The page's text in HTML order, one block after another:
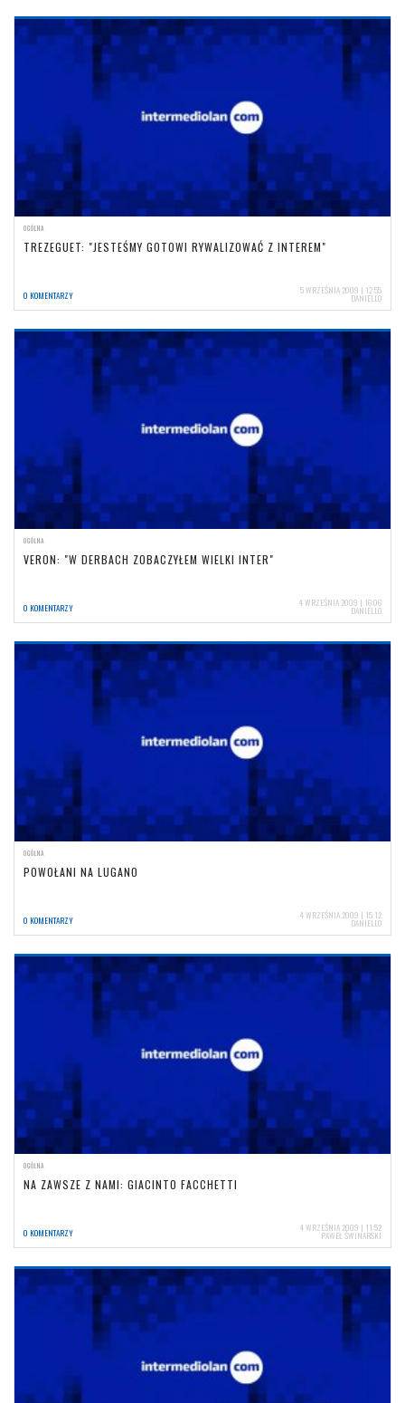
OGÓLNA
TREZEGUET: "JESTEŚMY GOTOWI RYWALIZOWAĆ Z INTEREM"
0 KOMENTARZY 5 WRZEŚNIA 2009 | 12:55
DANIELLO
OGÓLNA
VERON: "W DERBACH ZOBACZYŁEM WIELKI INTER"
0 KOMENTARZY 4 WRZEŚNIA 2009 | 16:06
DANIELLO
OGÓLNA
POWOŁANI NA LUGANO
0 KOMENTARZY 4 WRZEŚNIA 2009 | 15:12
DANIELLO
OGÓLNA
NA ZAWSZE Z NAMI: GIACINTO FACCHETTI
0 KOMENTARZY 4 WRZEŚNIA 2009 | 11:52
PAWEŁ ŚWINARSKI